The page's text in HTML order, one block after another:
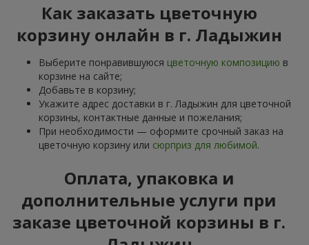
Как заказать цветочную
корзину онлайн в г. Ладыжин
Выберите понравившуюся цветочную композицию в
корзине на сайте;
Добавьте в корзину;
Укажите адрес доставки в г. Ладыжин для цветочной
корзины, контактные данные и пожелания;
При необходимости — оформите срочный заказ на
цветочную корзину или сюрприз для любимой.
Оплата, упаковка и
дополнительные услуги при
заказе цветочной корзины в г.